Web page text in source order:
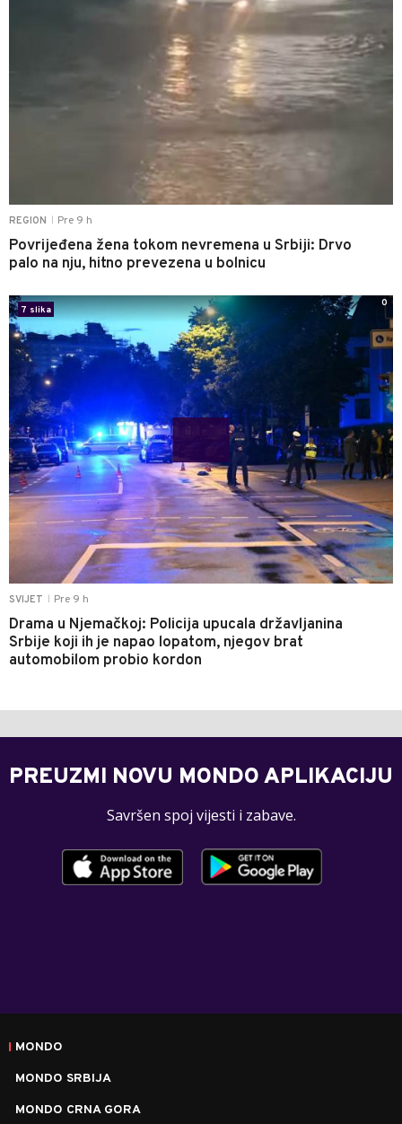
REGION Pre 9 h
Povrijeđena žena tokom nevremena u Srbiji: Drvo
palo na nju, hitno prevezena u bolnicu
SVIJET Pre 9 h
Drama u Njemačkoj: Policija upucala državljanina
Srbije koji ih je napao lopatom, njegov brat
automobilom probio kordon
7 slika
0
PREUZMI NOVU MONDO APLIKACIJU
Savršen spoj vijesti i zabave.
MONDO
MONDO SRBIJA
MONDO CRNA GORA